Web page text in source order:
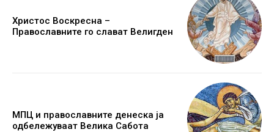
Христос Воскресна –
Православните го слават Велигден
МПЦ и православните денеска ја
одбележуваат Велика Сабота